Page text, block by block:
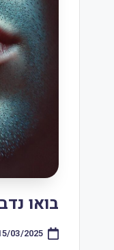
בואו
03/2025